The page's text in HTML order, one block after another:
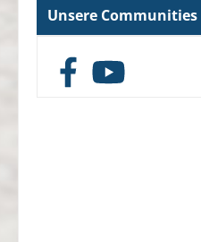
Unsere Communities
FacebookYouTube